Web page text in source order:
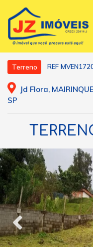
Terreno REF
Jd Flora,
SP